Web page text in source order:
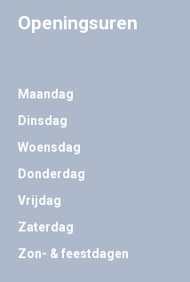
Openingsuren
Maandag
Dinsdag
Woensdag
Donderdag
Vrijdag
Zaterdag
Zon- & feestdagen